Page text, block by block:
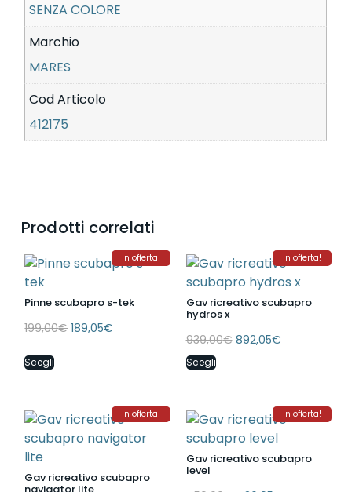
SENZA COLORE
Marchio
MARES
Cod Articolo
412175
Prodotti correlati
In offerta!
Pinne scubapro s-tek
199,00€ 189,05€
Scegli
In offerta!
Gav ricreativo scubapro
hydros x
939,00€ 892,05€
Scegli
In offerta!
Gav ricreativo scubapro
In offerta!
Gav ricreativo scubapro
level